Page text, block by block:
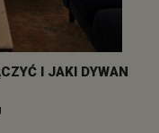
I JAKI DYWAN